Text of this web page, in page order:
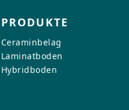
PRODUKTE
Ceraminbelag
Laminatboden
Hybridboden